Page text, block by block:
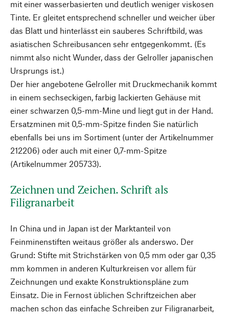
mit einer wasserbasierten und deutlich weniger viskosen
Tinte. Er gleitet entsprechend schneller und weicher über
das Blatt und hinterlässt ein sauberes Schriftbild, was
asiatischen Schreibusancen sehr entgegenkommt. (Es
nimmt also nicht Wunder, dass der Gelroller japanischen
Ursprungs ist.)
Der hier angebotene Gelroller mit Druckmechanik kommt
in einem sechseckigen, farbig lackierten Gehäuse mit
einer schwarzen 0,5-mm-Mine und liegt gut in der Hand.
Ersatzminen mit 0,5-mm-Spitze finden Sie natürlich
ebenfalls bei uns im Sortiment (unter der Artikelnummer
212206) oder auch mit einer 0,7-mm-Spitze
(Artikelnummer 205733).
Zeichnen und Zeichen. Schrift als
Filigranarbeit
In China und in Japan ist der Marktanteil von
Feinminenstiften weitaus größer als anderswo. Der
Grund: Stifte mit Strichstärken von 0,5 mm oder gar 0,35
mm kommen in anderen Kulturkreisen vor allem für
Zeichnungen und exakte Konstruktionspläne zum
Einsatz. Die in Fernost üblichen Schriftzeichen aber
machen schon das einfache Schreiben zur Filigranarbeit,